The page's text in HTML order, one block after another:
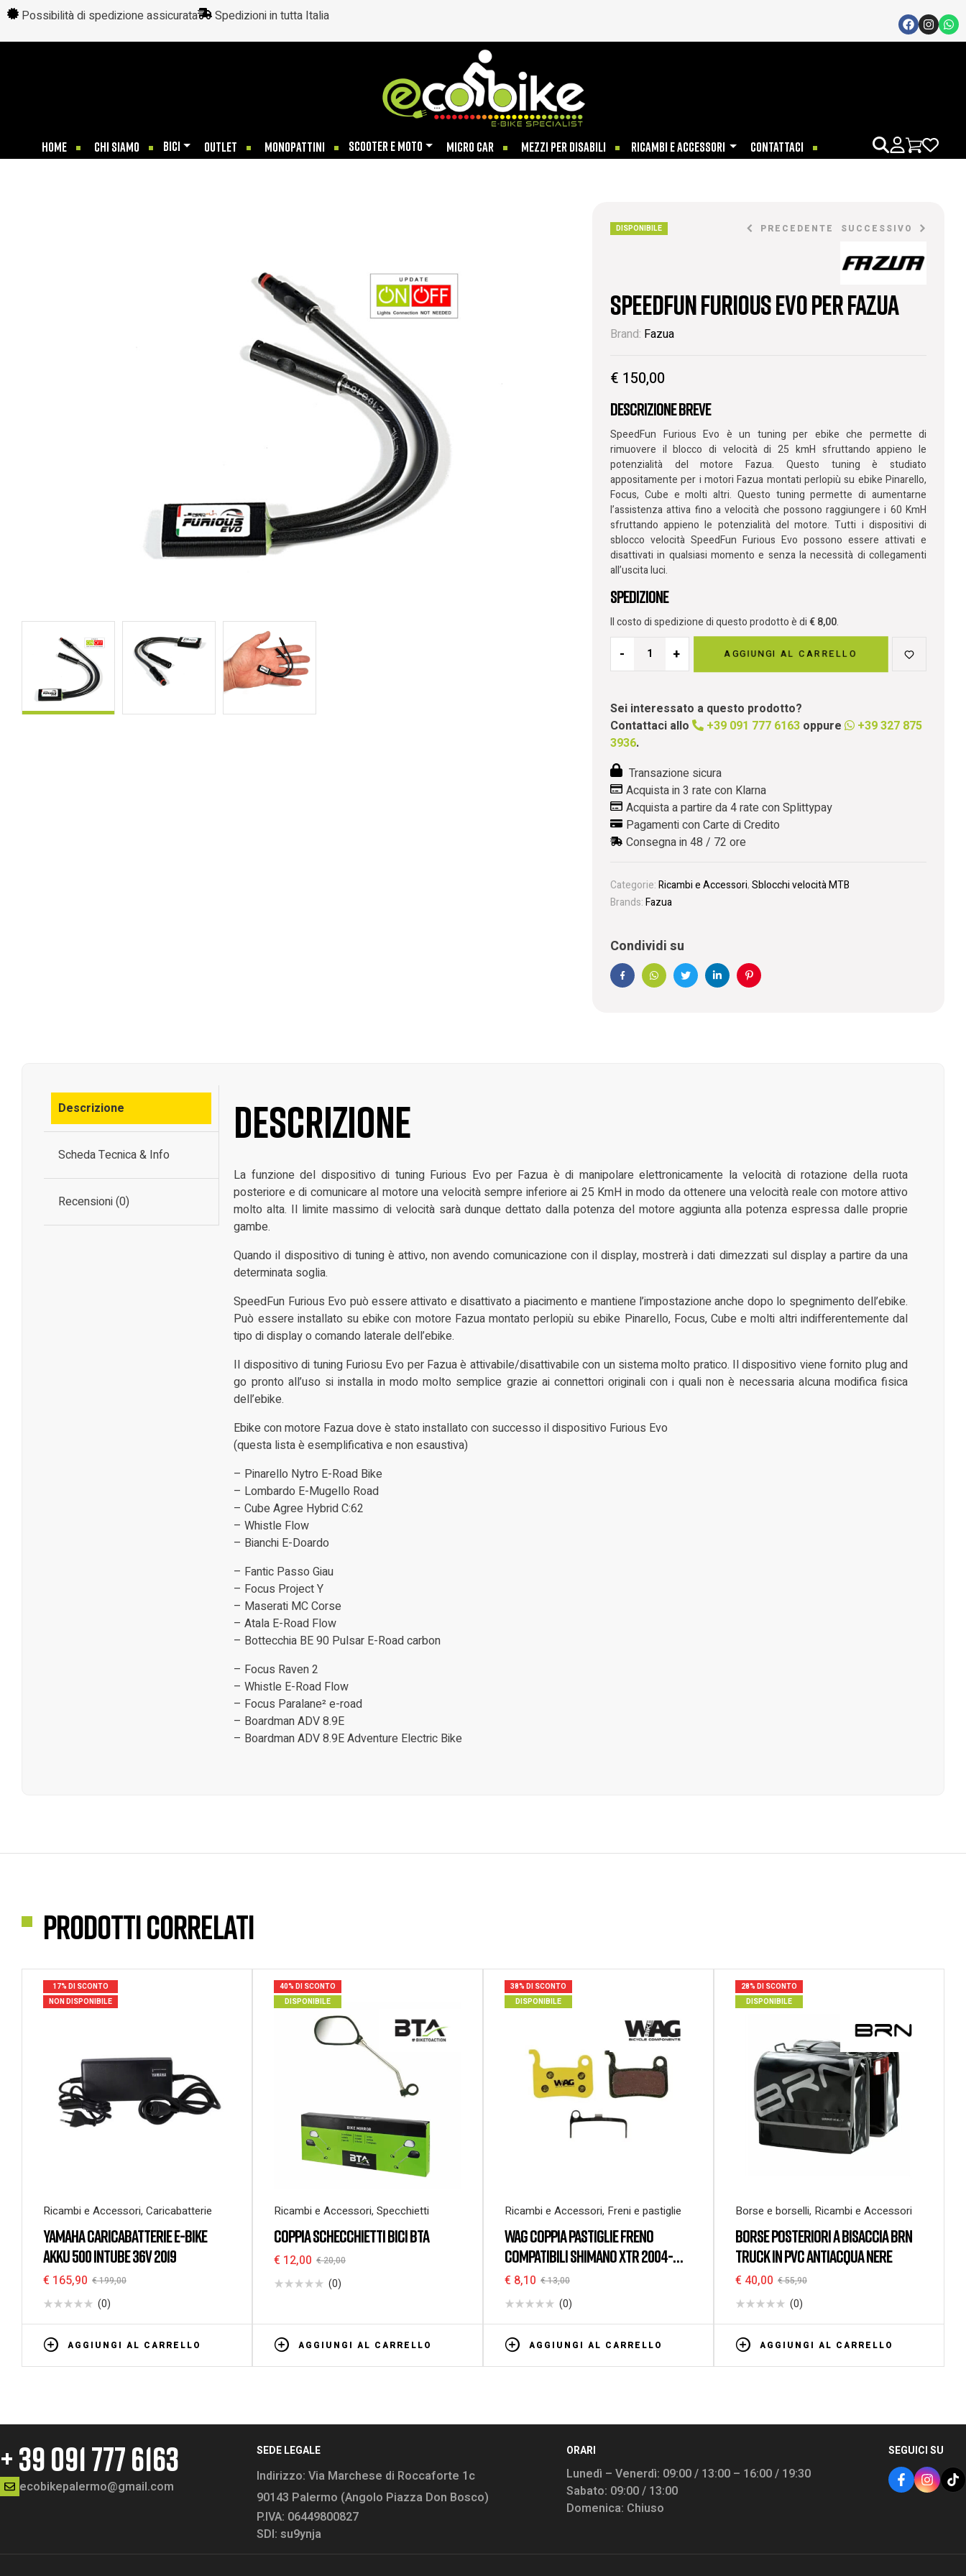
Possibilità di spedizione assicurata Spedizioni in tutta Italia
HOME CHI SIAMO BICI OUTLET MONOPATTINI SCOOTER E MOTO MICRO CAR MEZZI PER DISABILI RICAMBI E ACCESSORI CONTATTACI
DISPONIBILE PRECEDENTE
€203,00
SUCCESSIVO
€38,91-€42,69
SpeedFun Furious Evo per Fazua
Brand: Fazua
€ 150,00
Descrizione breve
SpeedFun Furious Evo è un tuning per ebike che permette di
rimuovere il blocco di velocità di 25 kmH sfruttando appieno le
potenzialità del motore Fazua. Questo tuning è studiato
appositamente per i motori Fazua montati perlopiù su ebike Pinarello,
Focus, Cube e molti altri. Questo tuning permette di aumentarne
l’assistenza attiva fino a velocità che possono raggiungere i 60 KmH
sfruttando appieno le potenzialità del motore. Tutti i dispositivi di
sblocco velocità SpeedFun Furious Evo possono essere attivati e
disattivati in qualsiasi momento e senza la necessità di collegamenti
all’uscita luci.
Spedizione
Il costo di spedizione di questo prodotto è di€8,00.
- + AGGIUNGI AL CARRELLO
Sei interessato a questo prodotto?
Contattaci allo
+39 091 777 6163 oppure
+39 327 875
3936.
Transazione sicura
Acquista in 3 rate con Klarna
Acquista a partire da 4 rate con Splittypay
Pagamenti con Carte di Credito
Consegna in 48 / 72 ore
Categorie:Ricambi e Accessori,Sblocchi velocità MTB
Brands:Fazua
Condividi su
FacebookWhatsAppTwitterLinkedinPinterest
Descrizione
Scheda Tecnica & Info
Recensioni (0)
Descrizione
La funzione del dispositivo di tuning Furious Evo per Fazua è di manipolare elettronicamente la velocità di rotazione della ruota
posteriore e di comunicare al motore una velocità sempre inferiore ai 25 KmH in modo da ottenere una velocità reale con motore attivo
molto alta. Il limite massimo di velocità sarà dunque dettato dalla potenza del motore aggiunta alla potenza espressa dalle proprie
gambe.
Quando il dispositivo di tuning è attivo, non avendo comunicazione con il display, mostrerà i dati dimezzati sul display a partire da una
determinata soglia.
SpeedFun Furious Evo può essere attivato e disattivato a piacimento e mantiene l’impostazione anche dopo lo spegnimento dell’ebike.
Può essere installato su ebike con motore Fazua montato perlopiù su ebike Pinarello, Focus, Cube e molti altri indifferentemente dal
tipo di display o comando laterale dell’ebike.
Il dispositivo di tuning Furiosu Evo per Fazua è attivabile/disattivabile con un sistema molto pratico. Il dispositivo viene fornito plug and
go pronto all’uso si installa in modo molto semplice grazie ai connettori originali con i quali non è necessaria alcuna modifica fisica
dell’ebike.
Ebike con motore Fazua dove è stato installato con successo il dispositivo Furious Evo
(questa lista è esemplificativa e non esaustiva)
– Pinarello Nytro E-Road Bike
– Lombardo E-Mugello Road
– Cube Agree Hybrid C:62
– Whistle Flow
– Bianchi E-Doardo
– Fantic Passo Giau
– Focus Project Y
– Maserati MC Corse
– Atala E-Road Flow
– Bottecchia BE 90 Pulsar E-Road carbon
– Focus Raven 2
– Whistle E-Road Flow
– Focus Paralane² e-road
– Boardman ADV 8.9E
– Boardman ADV 8.9E Adventure Electric Bike
Prodotti correlati
17% DI SCONTO
NON DISPONIBILE
Ricambi e Accessori, Caricabatterie
YAMAHA CARICABATTERIE E-BIKE
AKKU 500 INTUBE 36V 2019
€199,00
€ 165,90
(0)
AGGIUNGI AL CARRELLO
40% DI SCONTO
DISPONIBILE
Ricambi e Accessori, Specchietti
COPPIA SCHECCHIETTI BICI BTA
€20,00
€ 12,00
(0)
AGGIUNGI AL CARRELLO
38% DI SCONTO
DISPONIBILE
Ricambi e Accessori, Freni e pastiglie
WAG COPPIA PASTIGLIE FRENO
COMPATIBILI SHIMANO XTR 2004-
2007 / XT 2004-2007 / LX MESCOLA
ORGANICA
€13,00
€ 8,10
(0)
AGGIUNGI AL CARRELLO
28% DI SCONTO
DISPONIBILE
Borse e borselli, Ricambi e Accessori
BORSE POSTERIORI A BISACCIA BRN
TRUCK IN PVC ANTIACQUA NERE
€55,90
€ 40,00
(0)
AGGIUNGI AL CARRELLO
+ 39 091 777 6163
ecobikepalermo@gmail.com
SEDE LEGALE
Indirizzo: Via Marchese di Roccaforte 1c
90143 Palermo (Angolo Piazza Don Bosco)
P.IVA: 06449800827
SDI: su9ynja
ORARI
Lunedì – Venerdì: 09:00 / 13:00 – 16:00 / 19:30
Sabato: 09:00 / 13:00
Domenica: Chiuso
SEGUICI SU